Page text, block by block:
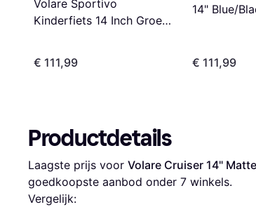
Volare Sportivo
Kinderfiets 14 Inch Groen
€ 111,99
14" Blue/
€ 111,99
Productdetails
Laagste prijs voor Volare Cruiser 14"
goedkoopste aanbod onder 7 winkels.
Vergelijk: